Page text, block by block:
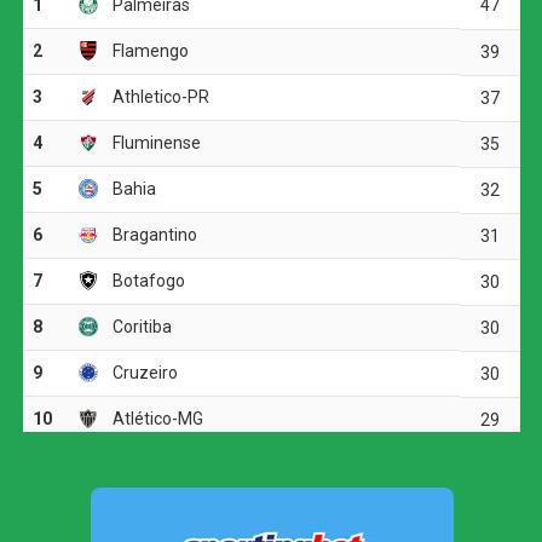
e conseguiu transformar a superioridade em gol aos 45
minutos. Após uma jogada construída pelo lado direito,
Arroyo fez o passe para trás e Fabrício Bruno encontrou
Matheuzinho dentro da área. O atacante apareceu bem
posicionado e cabeceou para vencer o goleiro Anderson.
A situação da Chapecoense se complicou ainda antes do
intervalo. Nos acréscimos, Max cometeu uma falta dura
em Rojas, no campo de defesa do Cruzeiro, e recebeu
cartão vermelho direto. Com isso, a equipe catarinense
passou a jogar com um atleta a menos durante todo o
segundo tempo.
Cruzeiro vence a Chapecoense e está nas
quartas de final da Copa do Brasil
Kaio Jorge marca e confirma a